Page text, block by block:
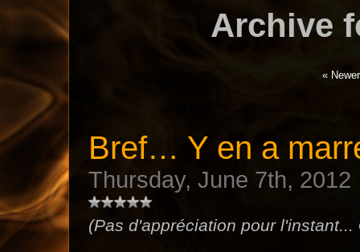
Archive
«
Bref… Y en a
Thursday, June 7th, 2012
(Pas d'appréciation pour l'instant...